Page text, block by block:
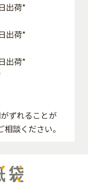
出荷*
出荷*
出荷*
ずれることが
談ください。